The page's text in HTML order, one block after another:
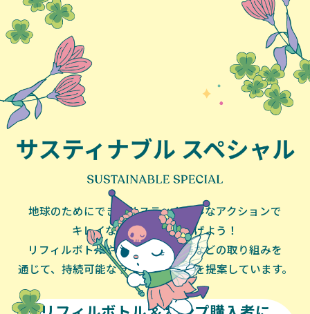
地球のためにできるサスティナブルなアクションで
キレイな地球を未来へ繋げよう！
リフィルボトルやリサイクル容器などの取り組みを
通じて、持続可能なライフスタイルを提案しています。